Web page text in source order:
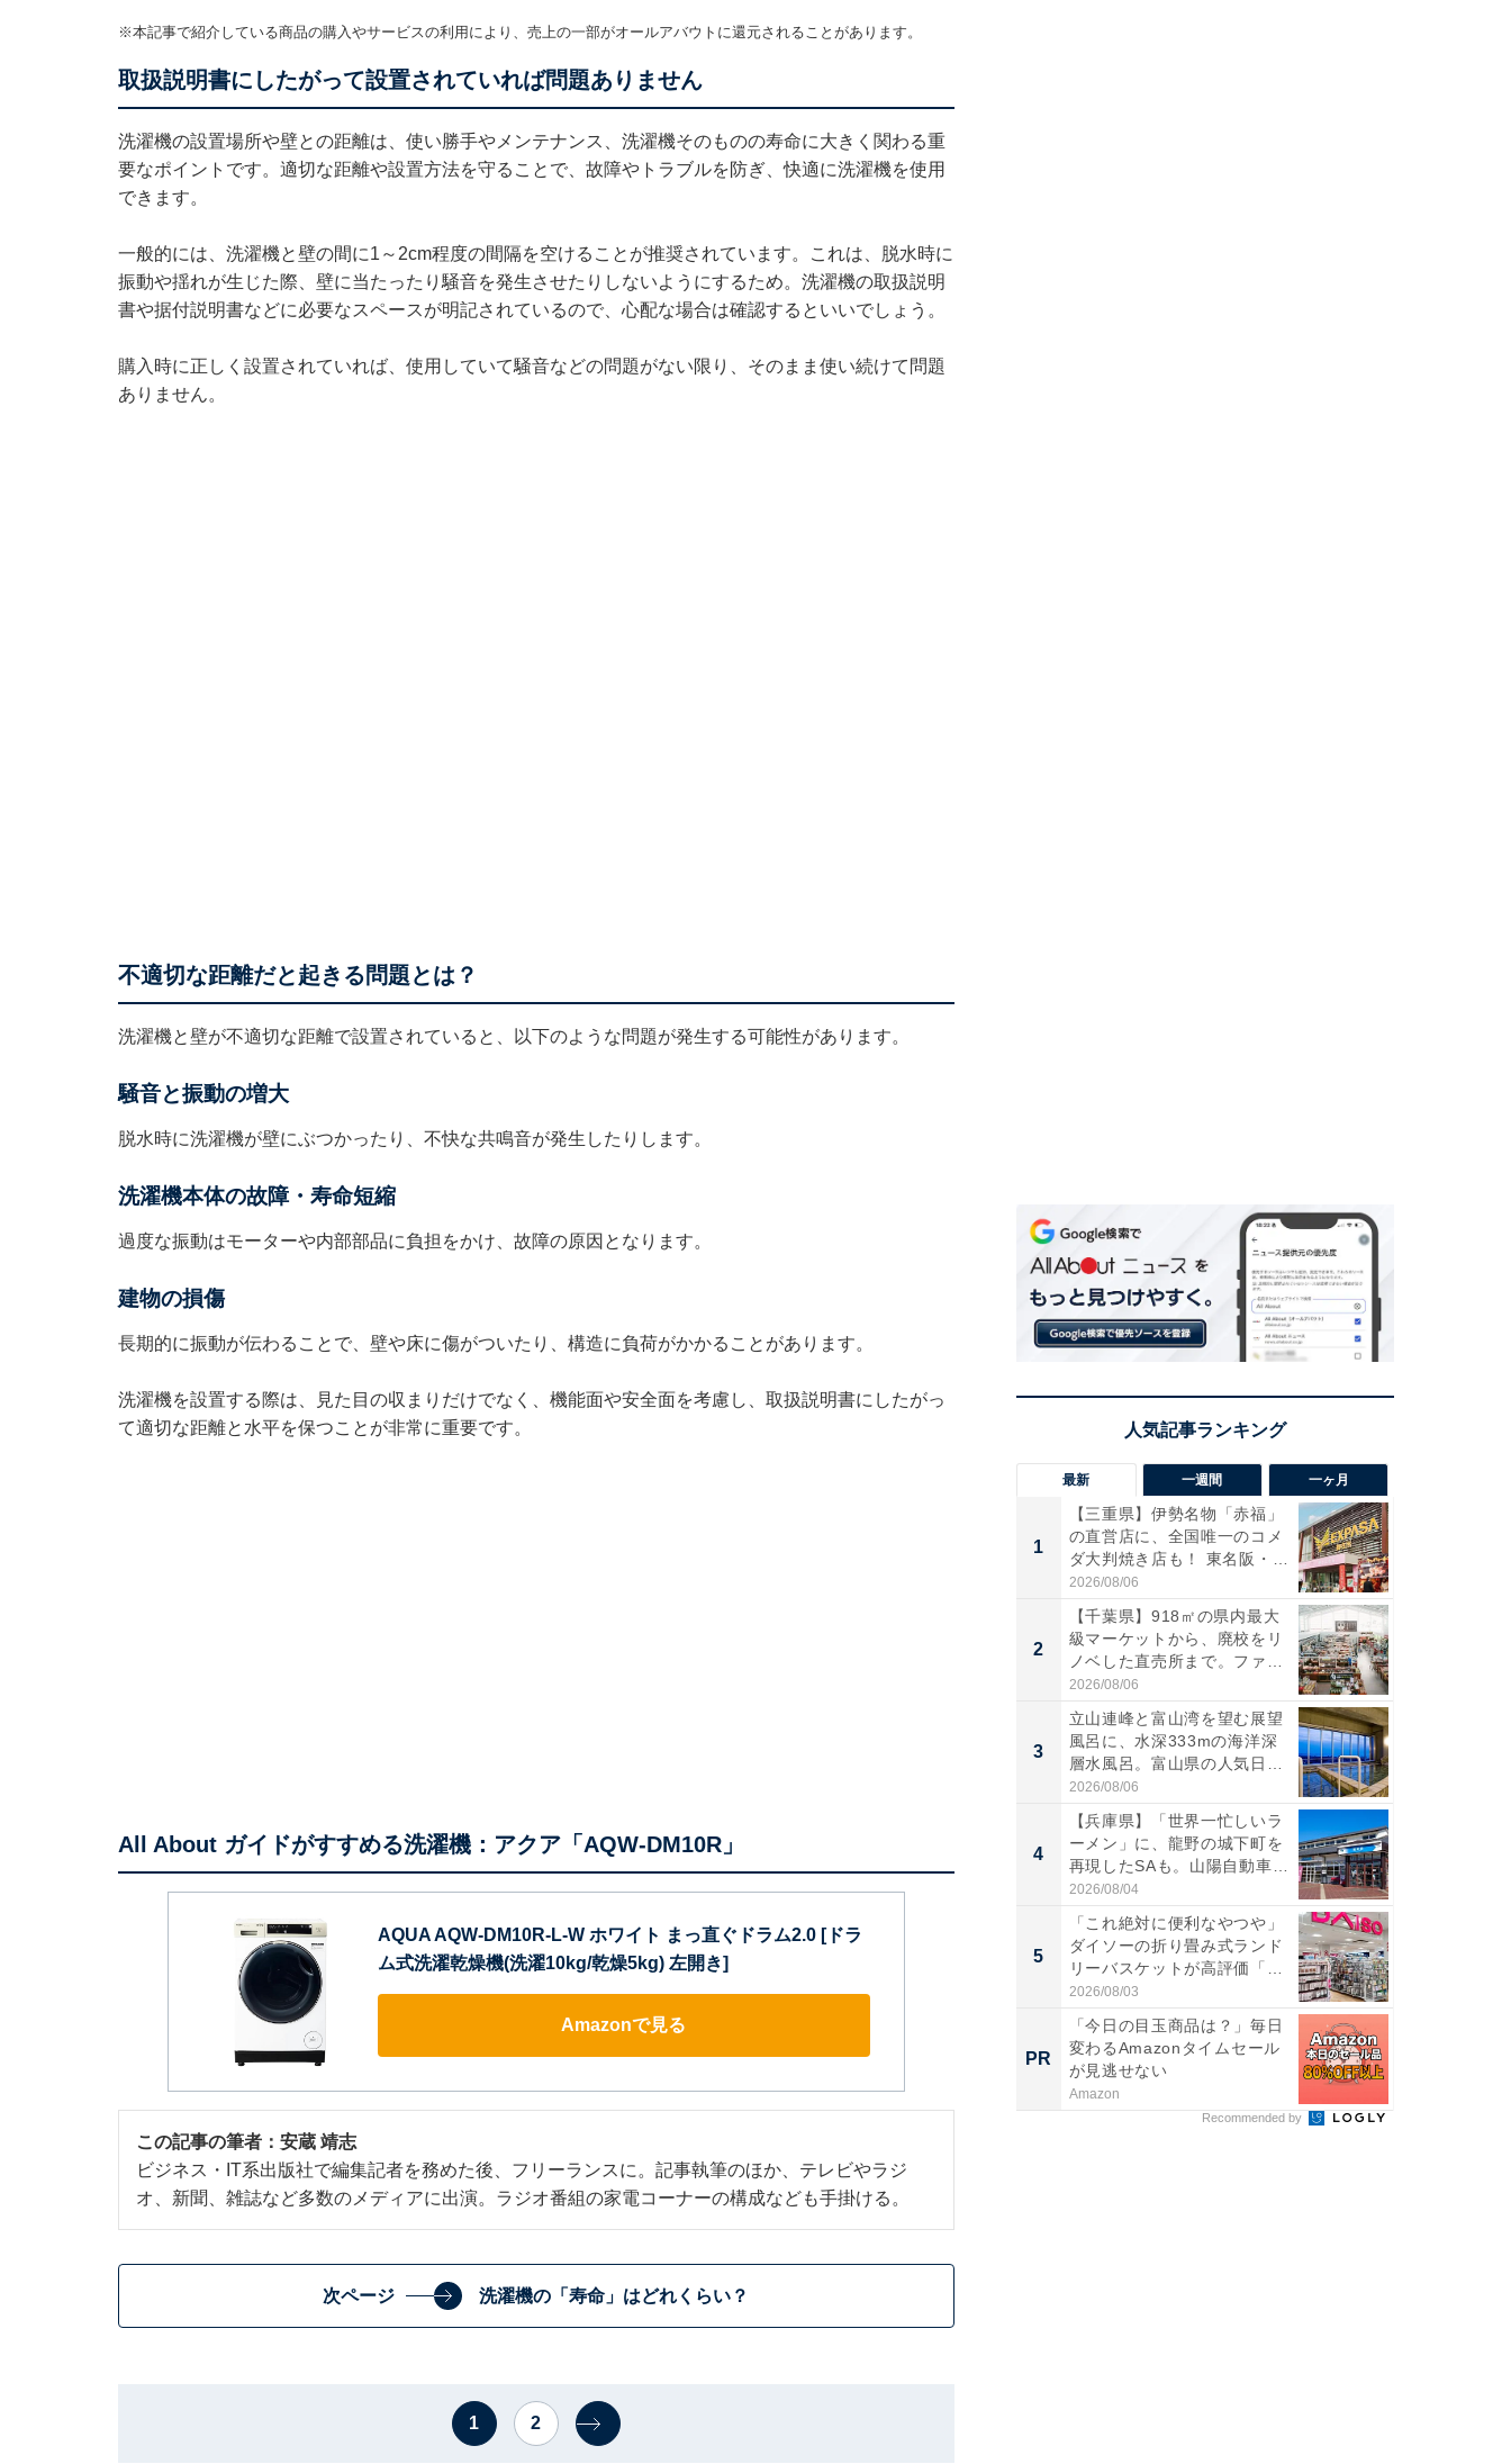
※本記事で紹介している商品の購入やサービスの利用により、売上の一部がオールアバウトに還元されることがあります。
取扱説明書にしたがって設置されていれば問題ありません
洗濯機の設置場所や壁との距離は、使い勝手やメンテナンス、洗濯機そのものの寿命に大きく関わる重
要なポイントです。適切な距離や設置方法を守ることで、故障やトラブルを防ぎ、快適に洗濯機を使用
できます。
一般的には、洗濯機と壁の間に1～2cm程度の間隔を空けることが推奨されています。これは、脱水時に
振動や揺れが生じた際、壁に当たったり騒音を発生させたりしないようにするため。洗濯機の取扱説明
書や据付説明書などに必要なスペースが明記されているので、心配な場合は確認するといいでしょう。
購入時に正しく設置されていれば、使用していて騒音などの問題がない限り、そのまま使い続けて問題
ありません。
不適切な距離だと起きる問題とは？
洗濯機と壁が不適切な距離で設置されていると、以下のような問題が発生する可能性があります。
騒音と振動の増大
脱水時に洗濯機が壁にぶつかったり、不快な共鳴音が発生したりします。
洗濯機本体の故障・寿命短縮
過度な振動はモーターや内部部品に負担をかけ、故障の原因となります。
建物の損傷
長期的に振動が伝わることで、壁や床に傷がついたり、構造に負荷がかかることがあります。
洗濯機を設置する際は、見た目の収まりだけでなく、機能面や安全面を考慮し、取扱説明書にしたがっ
て適切な距離と水平を保つことが非常に重要です。
All About ガイドがすすめる洗濯機：アクア「AQW-DM10R」
AQUA AQW-DM10R-L-W ホワイト まっ直ぐドラム2.0 [ドラ
ム式洗濯乾燥機(洗濯10kg/乾燥5kg) 左開き]
Amazonで見る
この記事の筆者： 安蔵 靖志
ビジネス・IT系出版社で編集記者を務めた後、フリーランスに。記事執筆のほか、テレビやラジ
オ、新聞、雑誌など多数のメディアに出演。ラジオ番組の家電コーナーの構成なども手掛ける。
次ページ 洗濯機の「寿命」はどれくらい？
1 2
最新 一週間 一ヶ月
1
【三重県】伊勢名物「赤福」
の直営店に、全国唯一のコメ
ダ大判焼き店も！ 東名阪・
伊...
2026/08/06
2
【千葉県】918㎡の県内最大
級マーケットから、廃校をリ
ノベした直売所まで。ファ
ー...
2026/08/06
3
立山連峰と富山湾を望む展望
風呂に、水深333mの海洋深
層水風呂。富山県の人気日
帰...
2026/08/06
4
【兵庫県】「世界一忙しいラ
ーメン」に、龍野の城下町を
再現したSAも。山陽自動車
道...
2026/08/04
5
「これ絶対に便利なやつや」
ダイソーの折り畳み式ランド
リーバスケットが高評価「使
わ...
2026/08/03
PR
「今日の目玉商品は？」毎日
変わるAmazonタイムセール
が見逃せない
Amazon
Recommended by